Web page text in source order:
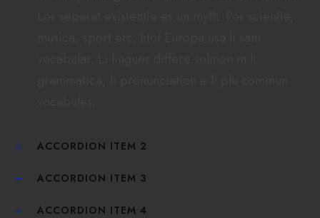
ACCORDION ITEM 2
ACCORDION ITEM 3
ACCORDION ITEM 4